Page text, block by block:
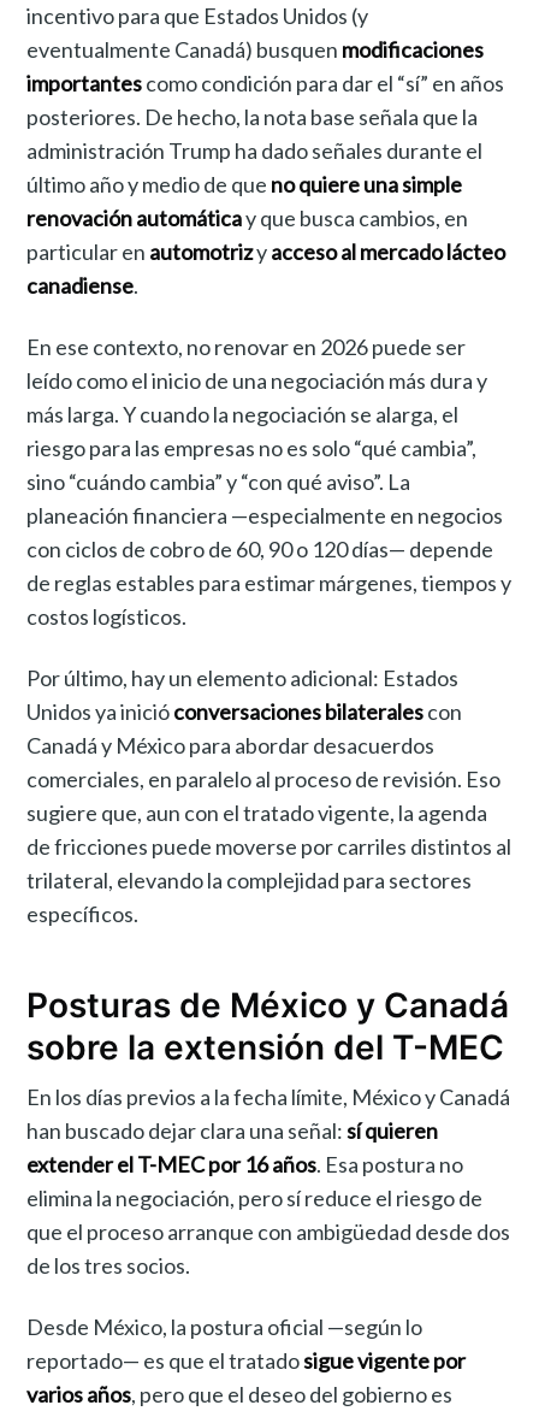
incentivo para que Estados Unidos (y
eventualmente Canadá) busquen modificaciones
importantescomo condición para dar el “sí” en años
posteriores. De hecho, la nota base señala que la
administración Trump ha dado señales durante el
último año y medio de que no quiere una simple
renovación automáticay que busca cambios, en
particular en automotrizyacceso al mercado lácteo
canadiense.
En ese contexto, no renovar en 2026 puede ser
leído como el inicio de una negociación más dura y
más larga. Y cuando la negociación se alarga, el
riesgo para las empresas no es solo “qué cambia”,
sino “cuándo cambia” y “con qué aviso”. La
planeación financiera —especialmente en negocios
con ciclos de cobro de 60, 90 o 120 días— depende
de reglas estables para estimar márgenes, tiempos y
costos logísticos.
Por último, hay un elemento adicional: Estados
Unidos ya inicióconversaciones bilateralescon
Canadá y México para abordar desacuerdos
comerciales, en paralelo al proceso de revisión. Eso
sugiere que, aun con el tratado vigente, la agenda
de fricciones puede moverse por carriles distintos al
trilateral, elevando la complejidad para sectores
específicos.
Posturas de México y Canadá
sobre la extensión del T-MEC
En los días previos a la fecha límite, México y Canadá
han buscado dejar clara una señal:sí quieren
extender el T-MEC por 16 años. Esa postura no
elimina la negociación, pero sí reduce el riesgo de
que el proceso arranque con ambigüedad desde dos
de los tres socios.
Desde México, la postura oficial —según lo
reportado— es que el tratadosigue vigente por
varios años, pero que el deseo del gobierno es